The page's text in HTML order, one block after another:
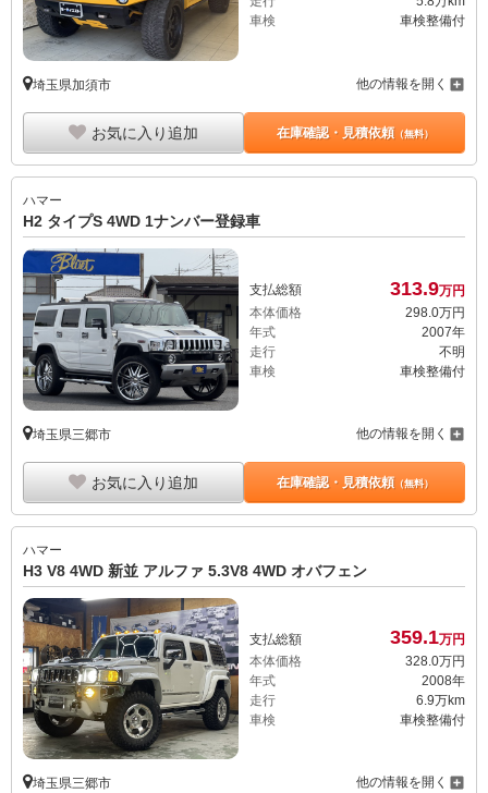
車検
車検整備付
埼玉県加須市 他の情報を開く
お気に入り追加 在庫確認・見積依頼（無料）
ハマー
H2 タイプS 4WD 1ナンバー登録車
支払総額 313.9万円
本体価格
298. 0万円
年式
2007年
走行
不明
車検
車検整備付
埼玉県三郷市 他の情報を開く
お気に入り追加 在庫確認・見積依頼（無料）
ハマー
H3 V8 4WD 新並 アルファ 5.3V8 4WD オバフェン
支払総額 359.1万円
本体価格
328.0万円
年式
2008年
走行
6.9万km
車検
車検整備付
埼玉県三郷市 他の情報を開く